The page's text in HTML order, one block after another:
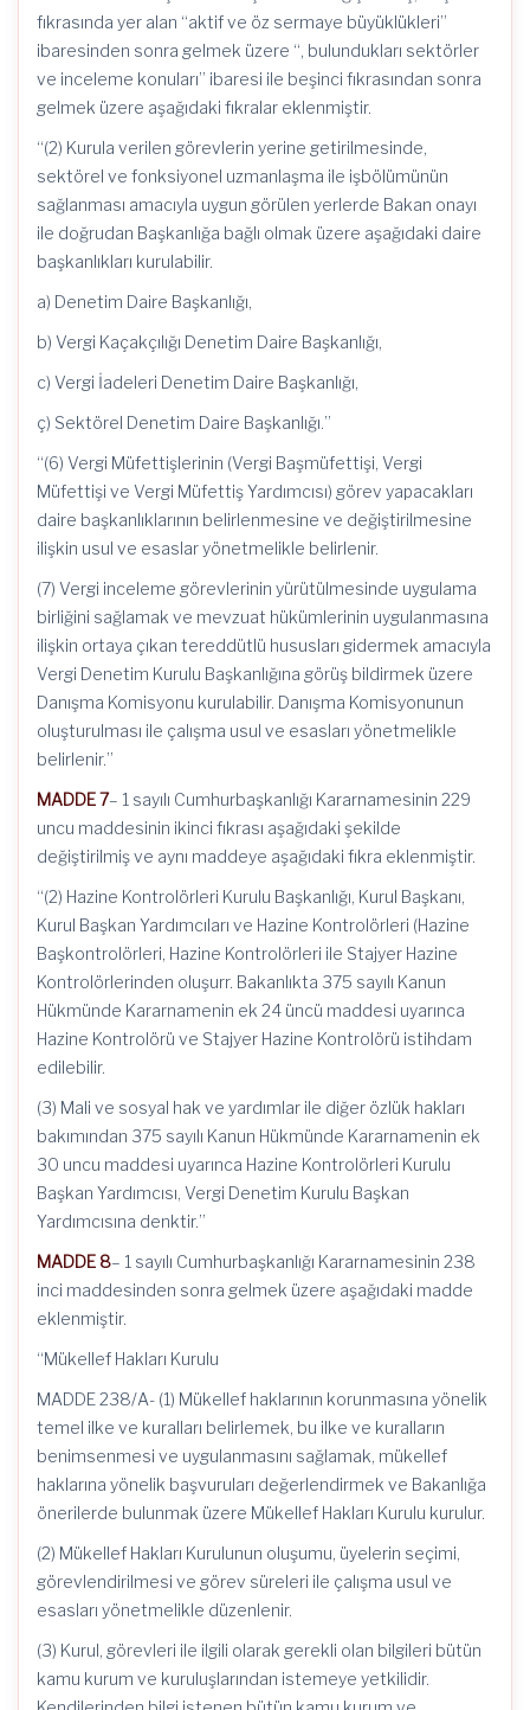
fıkrasında yer alan “aktif ve öz sermaye büyüklükleri”
ibaresinden sonra gelmek üzere “, bulundukları sektörler
ve inceleme konuları” ibaresi ile beşinci fıkrasından sonra
gelmek üzere aşağıdaki fıkralar eklenmiştir.
“(2) Kurula verilen görevlerin yerine getirilmesinde,
sektörel ve fonksiyonel uzmanlaşma ile işbölümünün
sağlanması amacıyla uygun görülen yerlerde Bakan onayı
ile doğrudan Başkanlığa bağlı olmak üzere aşağıdaki daire
başkanlıkları kurulabilir.
a) Denetim Daire Başkanlığı,
b) Vergi Kaçakçılığı Denetim Daire Başkanlığı,
c) Vergi İadeleri Denetim Daire Başkanlığı,
ç) Sektörel Denetim Daire Başkanlığı.”
“(6) Vergi Müfettişlerinin (Vergi Başmüfettişi, Vergi
Müfettişi ve Vergi Müfettiş Yardımcısı) görev yapacakları
daire başkanlıklarının belirlenmesine ve değiştirilmesine
ilişkin usul ve esaslar yönetmelikle belirlenir.
(7) Vergi inceleme görevlerinin yürütülmesinde uygulama
birliğini sağlamak ve mevzuat hükümlerinin uygulanmasına
ilişkin ortaya çıkan tereddütlü hususları gidermek amacıyla
Vergi Denetim Kurulu Başkanlığına görüş bildirmek üzere
Danışma Komisyonu kurulabilir. Danışma Komisyonunun
oluşturulması ile çalışma usul ve esasları yönetmelikle
belirlenir.”
MADDE 7– 1 sayılı Cumhurbaşkanlığı Kararnamesinin 229
uncu maddesinin ikinci fıkrası aşağıdaki şekilde
değiştirilmiş ve aynı maddeye aşağıdaki fıkra eklenmiştir.
“(2) Hazine Kontrolörleri Kurulu Başkanlığı, Kurul Başkanı,
Kurul Başkan Yardımcıları ve Hazine Kontrolörleri (Hazine
Başkontrolörleri, Hazine Kontrolörleri ile Stajyer Hazine
Kontrolörlerinden oluşurr. Bakanlıkta 375 sayılı Kanun
Hükmünde Kararnamenin ek 24 üncü maddesi uyarınca
Hazine Kontrolörü ve Stajyer Hazine Kontrolörü istihdam
edilebilir.
(3) Mali ve sosyal hak ve yardımlar ile diğer özlük hakları
bakımından 375 sayılı Kanun Hükmünde Kararnamenin ek
30 uncu maddesi uyarınca Hazine Kontrolörleri Kurulu
Başkan Yardımcısı, Vergi Denetim Kurulu Başkan
Yardımcısına denktir.”
MADDE 8– 1 sayılı Cumhurbaşkanlığı Kararnamesinin 238
inci maddesinden sonra gelmek üzere aşağıdaki madde
eklenmiştir.
“Mükellef Hakları Kurulu
MADDE 238/A- (1) Mükellef haklarının korunmasına yönelik
temel ilke ve kuralları belirlemek, bu ilke ve kuralların
benimsenmesi ve uygulanmasını sağlamak, mükellef
haklarına yönelik başvuruları değerlendirmek ve Bakanlığa
önerilerde bulunmak üzere Mükellef Hakları Kurulu kurulur.
(2) Mükellef Hakları Kurulunun oluşumu, üyelerin seçimi,
görevlendirilmesi ve görev süreleri ile çalışma usul ve
esasları yönetmelikle düzenlenir.
(3) Kurul, görevleri ile ilgili olarak gerekli olan bilgileri bütün
kamu kurum ve kuruluşlarından istemeye yetkilidir.